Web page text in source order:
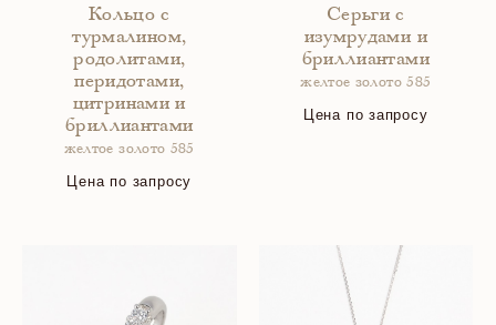
Кольцо с
турмалином,
родолитами,
перидотами,
цитринами и
бриллиантами
желтое золото 585
Цена по запросу
Серьги с
изумрудами и
бриллиантами
желтое золото 585
Цена по запросу